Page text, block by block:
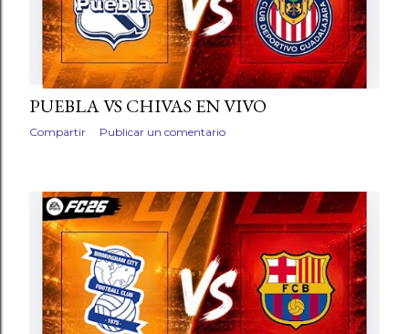
PUEBLA VS CHIVAS EN VIVO
Compartir Publicar un comentario